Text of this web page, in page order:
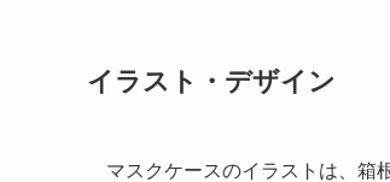
イラスト・デザイン
マスクケースのイラストは、箱